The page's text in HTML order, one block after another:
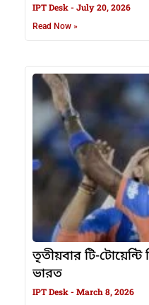
IPT Desk July 20, 2026
Read Now »
তৃতীয়বার টি-
ভারত
IPT Desk March 8, 2026